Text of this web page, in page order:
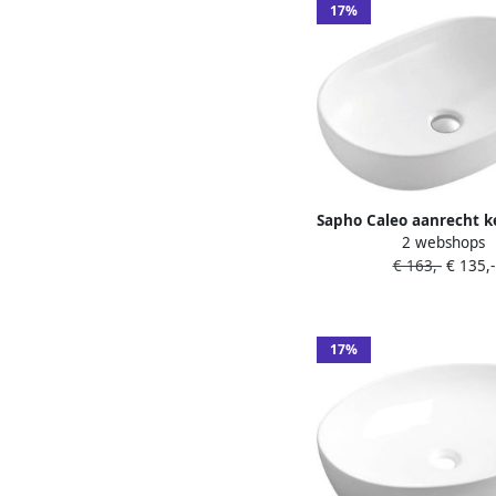
17%
Sapho Caleo aanrecht
wastafel 60x42
2 webshops
€ 163,-€ 135,-
17%